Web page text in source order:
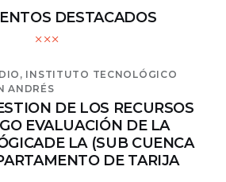
DESTACADOS
INSTITUTO TECNOLÓGICO
ANDRÉS
DE LOS RECURSOS
EVALUACIÓN DE LA
LA (SUB CUENCA
DE TARIJA